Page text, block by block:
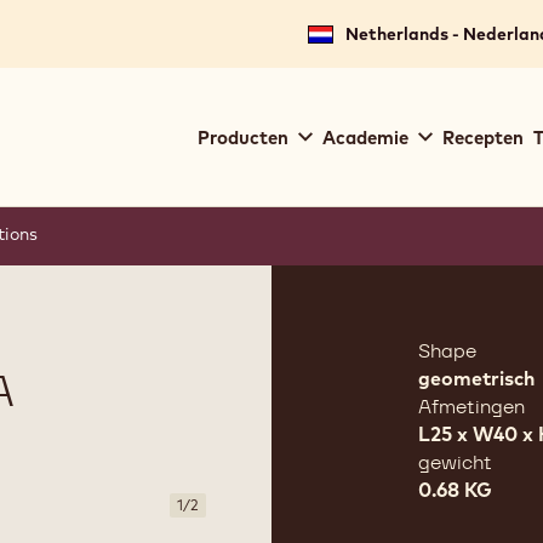
Netherlands -
navigation
Producten Academie Recepten
1/2
Shape
geometrisch
Afmetingen
L25 x W40 x
gewicht
0.68 KG